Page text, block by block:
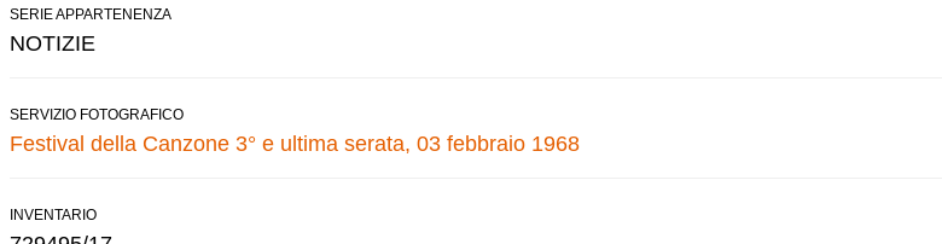
SERIE APPARTENENZA
NOTIZIE
SERVIZIO FOTOGRAFICO
Festival della Canzone 3° e ultima serata, 03 febbraio 1968
INVENTARIO